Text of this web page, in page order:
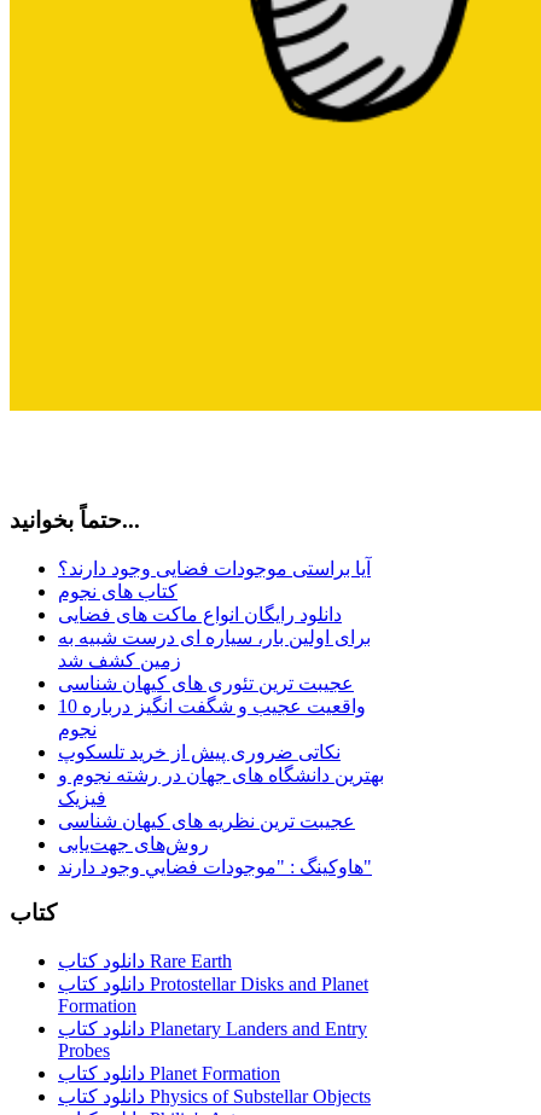
حتماً بخوانید...
آیا براستی موجودات فضایی وجود دارند؟
کتاب های نجوم
دانلود رایگان انواع ماکت های فضایی
برای اولین بار، سیاره ای درست شبیه به
زمین کشف شد
عجیبت ترین تئوری های کیهان شناسی
10 واقعیت عجیب و شگفت انگیز درباره
نجوم
نکاتی ضروری پیش از خرید تلسکوپ
بهترین دانشگاه های جهان در رشته نجوم و
فیزیک
عجیبت ترین نظریه های کیهان شناسی
روش‌های جهت‌یابی
هاوكينگ : "موجودات فضايي وجود دارند"
کتاب
دانلود کتاب Rare Earth
دانلود کتاب Protostellar Disks and Planet
Formation
دانلود کتاب Planetary Landers and Entry
Probes
دانلود کتاب Planet Formation
دانلود کتاب Physics of Substellar Objects